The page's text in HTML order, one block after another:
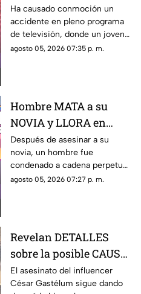
caer desde 8 metros de
altura en programa de
televisión (+VIDEO)
Ha causado conmoción un
accidente en pleno programa
de televisión, donde un joven
sufrió una caída y terminó
agosto 05, 2026 07:35 p. m.
Hombre MATA a su
NOVIA y LLORA en
prisión por no poder
jugar GTA; así fue
captado (+VIDEO)
Después de asesinar a su
novia, un hombre fue
condenado a cadena perpetua
y lloró, aunque no por lo
agosto 05, 2026 07:27 p. m.
Revelan DETALLES
sobre la posible CAUSA
del ASESINATO de
César Gastélum
El asesinato del influencer
César Gastélum sigue dando